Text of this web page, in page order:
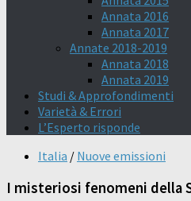
Annata 2016
Annata 2017
Annate 2018-2019
Annata 2018
Annata 2019
Studi & Approfondimenti
Varietà & Errori
L’Esperto risponde
Italia / Nuove emissioni
I misteriosi fenomeni della